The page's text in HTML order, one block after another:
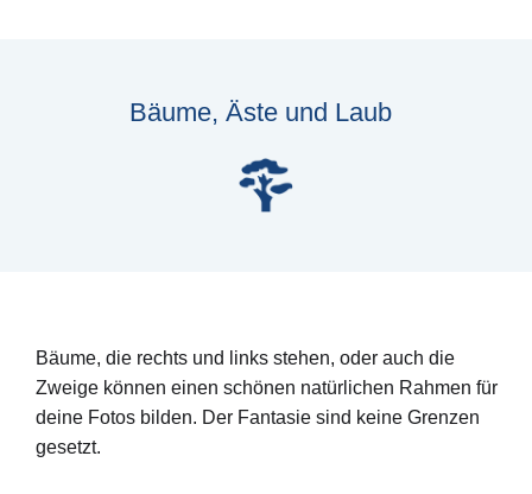
Bäume, Äste und Laub
Bäume, die rechts und links stehen, oder auch die
Zweige können einen schönen natürlichen Rahmen für
deine Fotos bilden. Der Fantasie sind keine Grenzen
gesetzt.